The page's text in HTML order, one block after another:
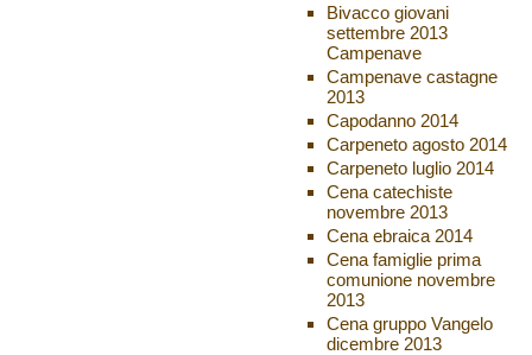
Bivacco giovani
settembre 2013
Campenave
Campenave castagne
2013
Capodanno 2014
Carpeneto agosto 2014
Carpeneto luglio 2014
Cena catechiste
novembre 2013
Cena ebraica 2014
Cena famiglie prima
comunione novembre
2013
Cena gruppo Vangelo
dicembre 2013